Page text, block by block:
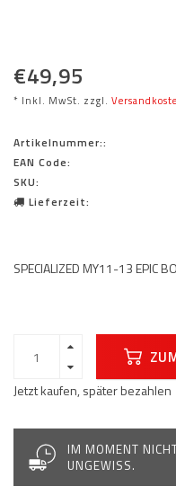
€49,95
* Inkl. MwSt. zzgl.
Artikelnummer::
EAN Code:
SKU:
Lieferzeit:
SPECIALIZED MY11-13 EPIC
Jetzt kaufen, später bezahlen
IM MOMENT
UNGEWISS.